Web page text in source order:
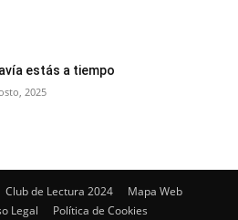
estás a tiempo
2025
Club de Lectura 2024
Mapa Web
Legal Política de Cookies